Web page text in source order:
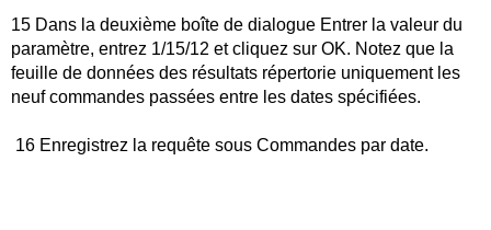
15 Dans la deuxième boîte de dialogue Entrer la valeur du
paramètre, entrez 1/15/12 et cliquez sur OK. Notez que la
feuille de données des résultats répertorie uniquement les
neuf commandes passées entre les dates spécifiées.
16 Enregistrez la requête sous Commandes par date.